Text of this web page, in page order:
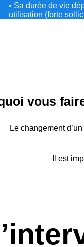
• Sa durée de vie
utilisation (forte
vous
Le changement
Il est